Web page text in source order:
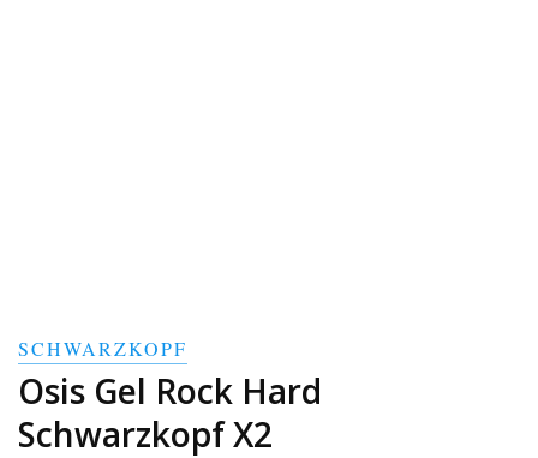
SCHWARZKOPF
Osis Gel Rock Hard
Schwarzkopf X2